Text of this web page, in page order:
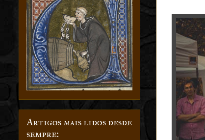
Artigos mais lidos desde
sempre: